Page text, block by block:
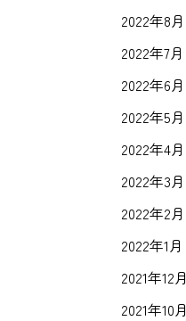
2022年8月
2022年7月
2022年6月
2022年5月
2022年4月
2022年3月
2022年2月
2022年1月
2021年12月
2021年10月